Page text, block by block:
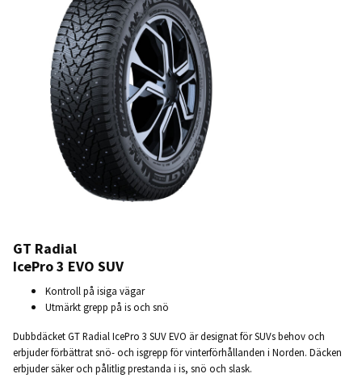
GT Radial
IcePro 3 EVO SUV
Kontroll på isiga vägar
Utmärkt grepp på is och snö
Dubbdäcket GT Radial IcePro 3 SUV EVO är designat för SUVs behov och
erbjuder förbättrat snö- och isgrepp för vinterförhållanden i Norden. Däcken
erbjuder säker och pålitlig prestanda i is, snö och slask.